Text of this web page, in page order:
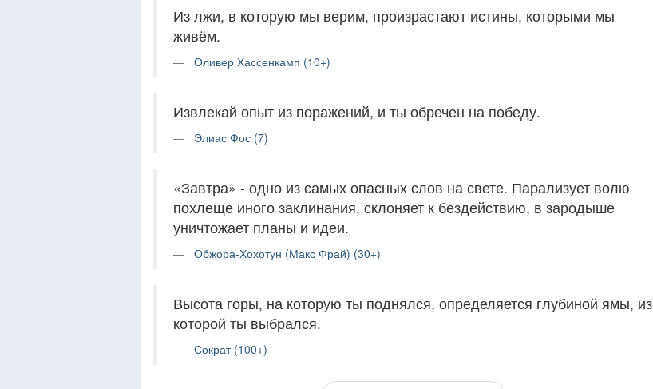
Из лжи, в которую мы верим, произрастают истины, которыми мы
живём.
Оливер Хассенкамп (10+)
Извлекай опыт из поражений, и ты обречен на победу.
Элиас Фос (7)
«Завтра» - одно из самых опасных слов на свете. Парализует волю
похлеще иного заклинания, склоняет к бездействию, в зародыше
уничтожает планы и идеи.
Обжора-Хохотун (Макс Фрай) (30+)
Высота горы, на которую ты поднялся, определяется глубиной ямы, из
которой ты выбрался.
Сократ (100+)